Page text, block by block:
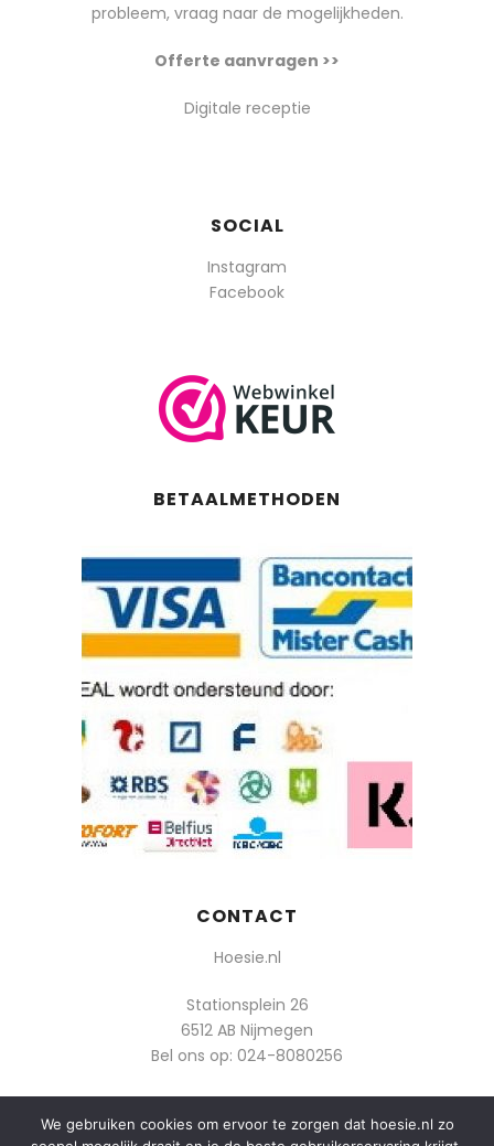
probleem, vraag naar de mogelijkheden.
Offerte aanvragen >>
Digitale receptie
SOCIAL
Instagram
Facebook
BETAALMETHODEN
CONTACT
Hoesie.nl
Stationsplein 26
6512 AB Nijmegen
Bel ons op: 024-8080256
Of mail: info@hoesie.nl
We gebruiken cookies om ervoor te zorgen dat hoesie.nl zo